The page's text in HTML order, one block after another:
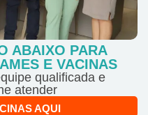
ABAIXO PARA
E VACINAS
qualificada e
atender
AQUI